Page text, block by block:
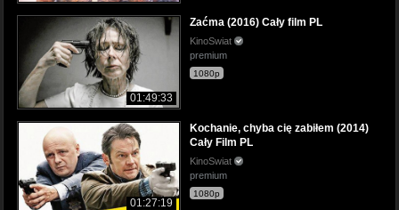
01:49:33
Zaćma (2016) Cały film PL
KinoSwiat
premium
1080p
01:27:19
Kochanie, chyba cię zabiłem (2014)
Cały Film PL
KinoSwiat
premium
1080p